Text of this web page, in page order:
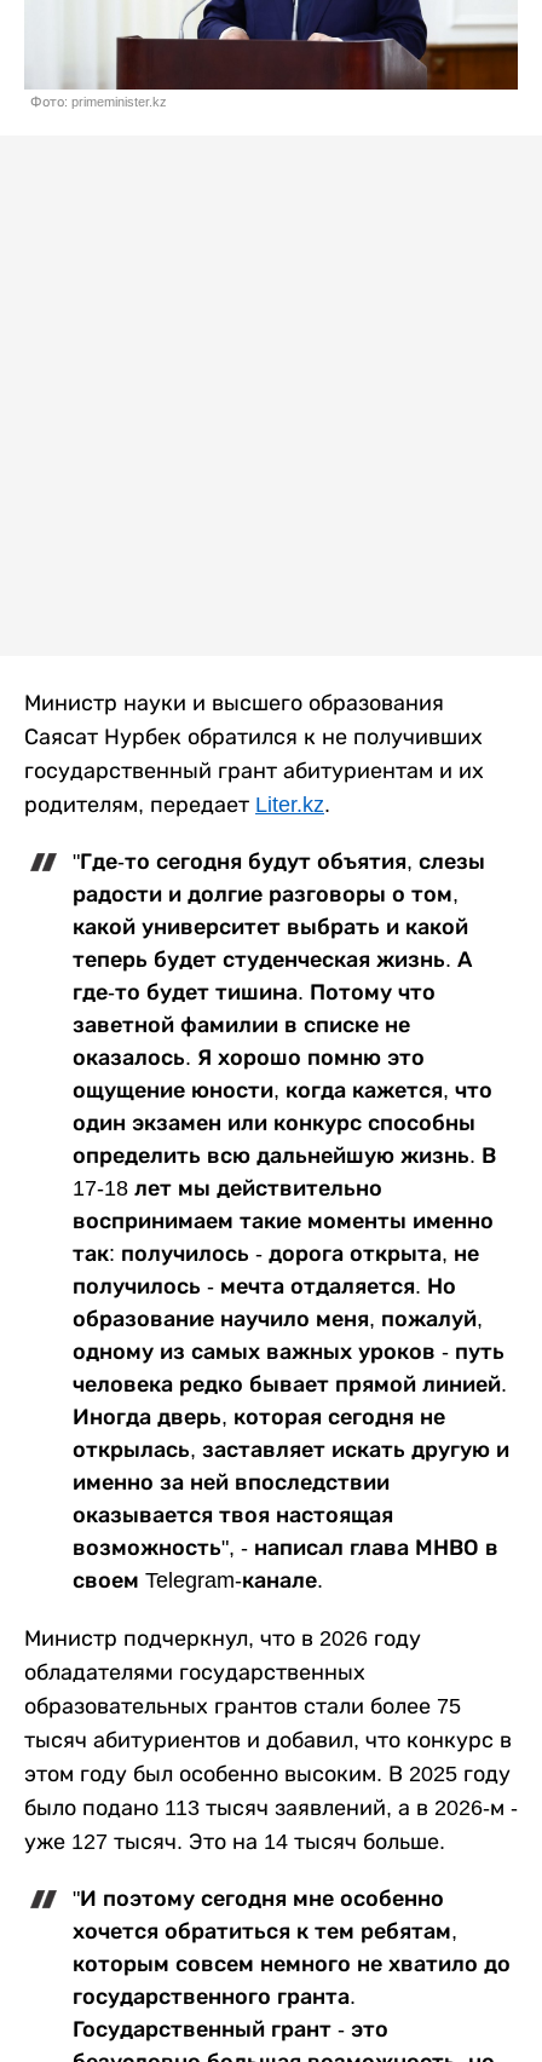
Фото: primeminister.kz
Министр науки и высшего образования
Саясат Нурбек обратился к не получивших
государственный грант абитуриентам и их
родителям, передает Liter.kz.
"Где-то сегодня будут объятия, слезы
радости и долгие разговоры о том,
какой университет выбрать и какой
теперь будет студенческая жизнь. А
где-то будет тишина. Потому что
заветной фамилии в списке не
оказалось. Я хорошо помню это
ощущение юности, когда кажется, что
один экзамен или конкурс способны
определить всю дальнейшую жизнь. В
17-18 лет мы действительно
воспринимаем такие моменты именно
так: получилось - дорога открыта, не
получилось - мечта отдаляется. Но
образование научило меня, пожалуй,
одному из самых важных уроков - путь
человека редко бывает прямой линией.
Иногда дверь, которая сегодня не
открылась, заставляет искать другую и
именно за ней впоследствии
оказывается твоя настоящая
возможность", - написал глава МНВО в
своем Telegram-канале.
Министр подчеркнул, что в 2026 году
обладателями государственных
образовательных грантов стали более 75
тысяч абитуриентов и добавил, что конкурс в
этом году был особенно высоким. В 2025 году
было подано 113 тысяч заявлений, а в 2026-м -
уже 127 тысяч. Это на 14 тысяч больше.
"И поэтому сегодня мне особенно
хочется обратиться к тем ребятам,
которым совсем немного не хватило до
государственного гранта.
Государственный грант - это